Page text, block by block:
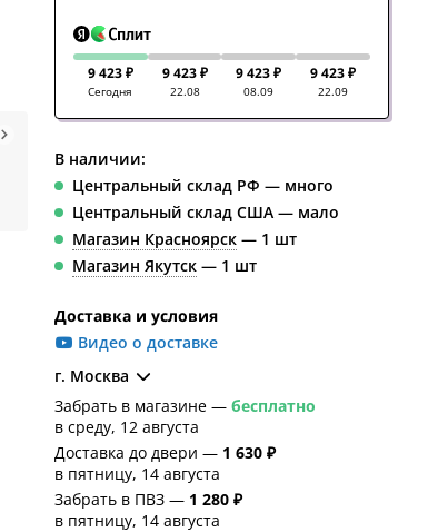
Красивая отделка, качественная сборка,
достойный звук
9 423 ₽
Сегодня
9 423 ₽
22.08
9 423 ₽
08.09
9 423 ₽
22.09
В наличии:
Центральный склад РФ — много
Центральный склад США — мало
Магазин Красноярск— 1 шт
Магазин Якутск— 1 шт
Доставка и условия
Видео о доставке
г. Москва
Забрать в магазине — бесплатно
в среду, 12 августа
Доставка до двери — 1 630 ₽
в пятницу, 14 августа
Забрать в ПВЗ — 1 280 ₽
в пятницу, 14 августа